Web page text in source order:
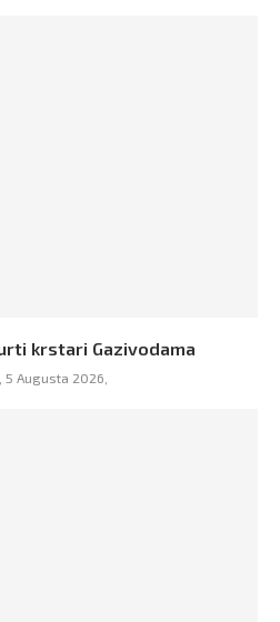
krstari Gazivodama
5 Augusta 2026,